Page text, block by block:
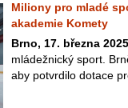
Miliony pro mladé
akademie Komety
Brno, 17. března 2025
mládežnický sport.
aby potvrdilo dotace